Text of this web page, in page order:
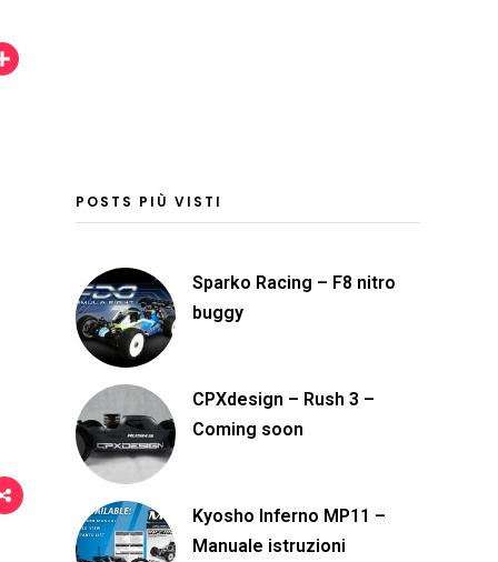
C
POSTS PIÙ VISTI
Sparko Racing – F8 nitro
buggy
CPXdesign – Rush 3 –
Coming soon
Kyosho Inferno MP11 –
Manuale istruzioni